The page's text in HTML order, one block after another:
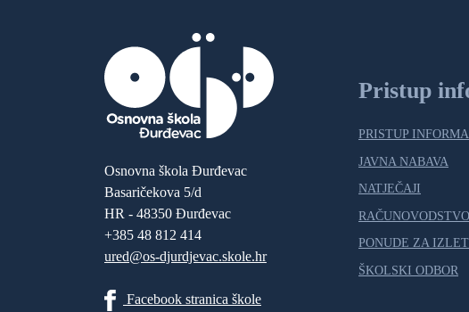
Osnovna škola Đurđevac
Basaričekova 5/d
HR - 48350 Đurđevac
+385 48 812 414
ured@os-djurdjevac.skole.hr
Facebook stranica škole
Pristup
PRISTUP
JAVNA NABAVA
NATJEČAJI
RAČUNOVODSTVO
PONUDE ZA
ŠKOLSKI ODBOR